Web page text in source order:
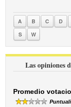
A B C D
S
W
Las opiniones
Promedio